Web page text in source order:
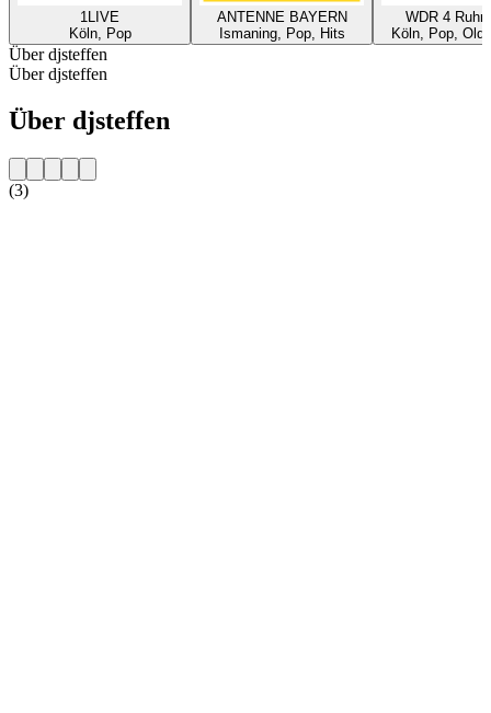
1LIVE
Köln, Pop
ANTENNE BAYERN
Ismaning, Pop, Hits
WDR 4
Köln, Pop,
Über djsteffen
Über djsteffen
Über djsteffen
(3)